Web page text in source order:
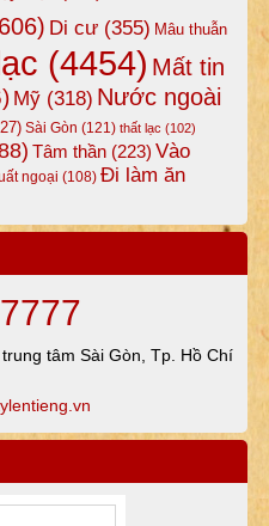
Di cư(355) Mâu thuẫn
(4454) Mất tin
Mỹ(318) Nước ngoài
Sài Gòn (121) thất lạc (102)
Tâm thần(223) Vào
ngoại (108) Đi làm ăn
tâm Sài Gòn, Tp. Hồ Chí